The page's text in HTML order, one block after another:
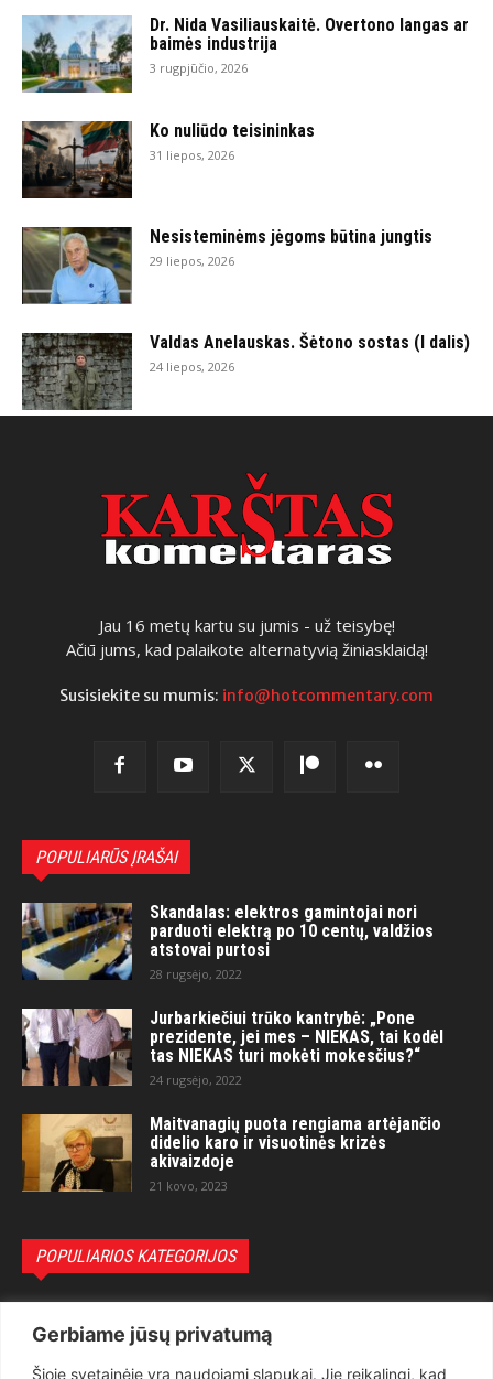
Gerbiame jūsų privatumą
Šioje svetainėje yra naudojami slapukai. Jie reikalingi, kad
Dr. Nida Vasiliauskaitė. Overtono langas ar
baimės industrija
3 rugpjūčio, 2026
Ko nuliūdo teisininkas
31 liepos, 2026
Nesisteminėms jėgoms būtina jungtis
29 liepos, 2026
Valdas Anelauskas. Šėtono sostas (I dalis)
24 liepos, 2026
Jau 16 metų kartu su jumis - už teisybę!
Ačiū jums, kad palaikote alternatyvią žiniasklaidą!
Susisiekite su mumis: info@hotcommentary.com
POPULIARŪS ĮRAŠAI
Skandalas: elektros gamintojai nori
parduoti elektrą po 10 centų, valdžios
atstovai purtosi
28 rugsėjo, 2022
Jurbarkiečiui trūko kantrybė: „Pone
prezidente, jei mes – NIEKAS, tai kodėl
tas NIEKAS turi mokėti mokesčius?“
24 rugsėjo, 2022
Maitvanagių puota rengiama artėjančio
didelio karo ir visuotinės krizės
akivaizdoje
21 kovo, 2023
POPULIARIOS KATEGORIJOS